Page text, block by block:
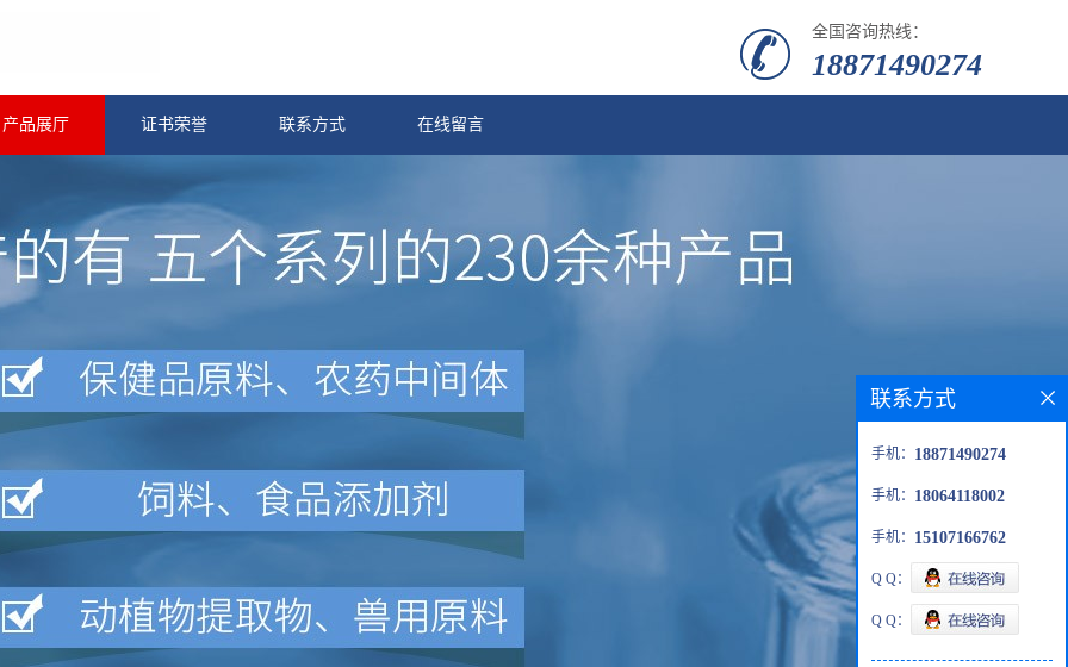
全国咨询热线：
18871490274
产品展厅 证书荣誉 联系方式 在线留言
联系方式
手机： 18871490274
手机： 18064118002
手机： 15107166762
Q Q：
Q Q：